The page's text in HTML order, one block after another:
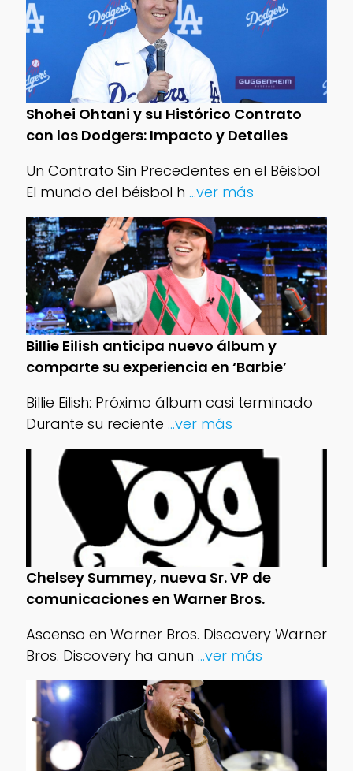
Shohei Ohtani y su Histórico Contrato
con los Dodgers: Impacto y Detalles
Un Contrato Sin Precedentes en el Béisbol
El mundo del béisbol h ...ver más
Billie Eilish anticipa nuevo álbum y
comparte su experiencia en ‘Barbie’
Billie Eilish: Próximo álbum casi terminado
Durante su reciente ...ver más
Chelsey Summey, nueva Sr. VP de
comunicaciones en Warner Bros.
Ascenso en Warner Bros. Discovery Warner
Bros. Discovery ha anun ...ver más